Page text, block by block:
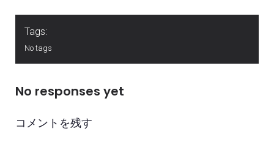
Tags:
No tags
No responses yet
コメントを残す